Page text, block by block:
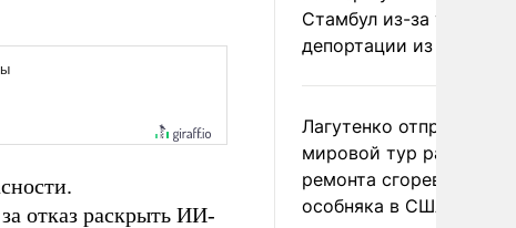
отказ раскрыть ИИ-
Стамбул из-за угрозы
депортации из России
Лагутенко отправился в
мировой тур ради
ремонта сгоревшего
особняка в США